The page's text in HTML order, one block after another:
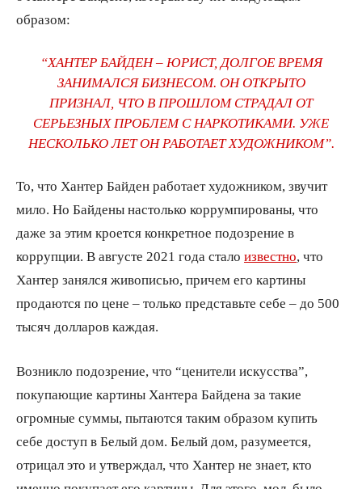
образом:
“ХАНТЕР БАЙДЕН – ЮРИСТ, ДОЛГОЕ ВРЕМЯ
ЗАНИМАЛСЯ БИЗНЕСОМ. ОН ОТКРЫТО
ПРИЗНАЛ, ЧТО В ПРОШЛОМ СТРАДАЛ ОТ
СЕРЬЕЗНЫХ ПРОБЛЕМ С НАРКОТИКАМИ. УЖЕ
НЕСКОЛЬКО ЛЕТ ОН РАБОТАЕТ ХУДОЖНИКОМ”.
То, что Хантер Байден работает художником, звучит
мило. Но Байдены настолько коррумпированы, что
даже за этим кроется конкретное подозрение в
коррупции. В августе 2021 года стало известно , что
Хантер занялся живописью, причем его картины
продаются по цене – только представьте себе – до 500
тысяч долларов каждая.
Возникло подозрение, что “ценители искусства”,
покупающие картины Хантера Байдена за такие
огромные суммы, пытаются таким образом купить
себе доступ в Белый дом. Белый дом, разумеется,
отрицал это и утверждал, что Хантер не знает, кто